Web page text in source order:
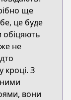
ще
це буде
не
кроці. З
вони